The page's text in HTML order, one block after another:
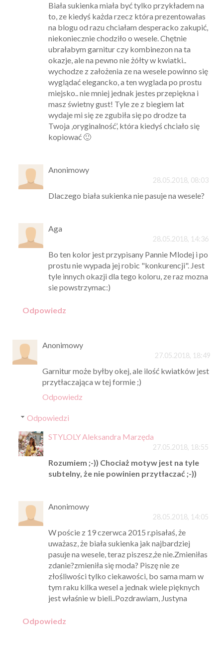
Biała sukienka miała być tylko przykładem na
to, ze kiedyś każda rzecz która prezentowałas
na blogu od razu chciałam desperacko zakupić,
niekoniecznie chodziło o wesele. Chętnie
ubrałabym garnitur czy kombinezon na ta
okazje, ale na pewno nie żółty w kwiatki..
wychodze z założenia ze na wesele powinno się
wyglądać elegancko, a ten wyglada po prostu
miejsko.. nie mniej jednak jestes przepiękna i
masz świetny gust! Tyle ze z biegiem lat
wydaje mi się ze zgubiła się po drodze ta
Twoja ‚oryginalność’, która kiedyś chciało się
kopiować 🙂
Anonimowy
28.05.2018, 08:03
Dlaczego biała sukienka nie pasuje na wesele?
Aga
28.05.2018, 14:36
Bo ten kolor jest przypisany Pannie Mlodej i po
prostu nie wypada jej robic "konkurencji". Jest
tyle innych okazji dla tego koloru, ze raz mozna
sie powstrzymac:)
Odpowiedz
Anonimowy
27.05.2018, 18:49
Garnitur może byłby okej, ale ilość kwiatków jest
przytłaczająca w tej formie ;)
Odpowiedz
Odpowiedzi
STYLOLY Aleksandra Marzęda
27.05.2018, 18:55
Rozumiem ;-)) Chociaż motyw jest na tyle
subtelny, że nie powinien przytłaczać ;-))
Anonimowy
28.05.2018, 14:05
W poście z 19 czerwca 2015 r.pisałaś, że
uważasz, że biała sukienka jak najbardziej
pasuje na wesele, teraz piszesz,że nie.Zmieniłas
zdanie?zmieniła się moda? Piszę nie ze
złośliwości tylko ciekawości, bo sama mam w
tym raku kilka wesel a jednak wiele pięknych
jest właśnie w bieli..Pozdrawiam, Justyna
Odpowiedz